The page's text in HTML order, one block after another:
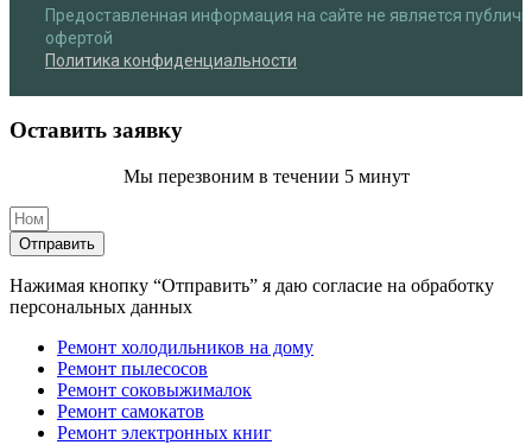
Предоставленная информация на сайте не является
офертой
Политика конфиденциальности
Оставить заявку
Мы перезвоним в течении 5 минут
Отправить
Нажимая кнопку “Отправить” я даю согласие на обработку
персональных данных
Ремонт холодильников на дому
Ремонт пылесосов
Ремонт соковыжималок
Ремонт самокатов
Ремонт электронных книг